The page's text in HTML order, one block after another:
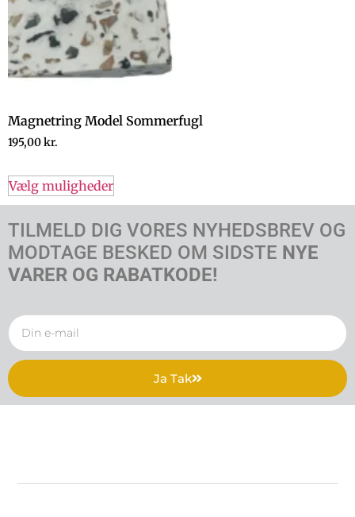
Magnetring Model Sommerfugl
195,00kr.
Vælg muligheder
TILMELD DIG VORES NYHEDSBREV OG
MODTAGE BESKED OM SIDSTE NYE
VARER OG RABATKODE!
Ja Tak